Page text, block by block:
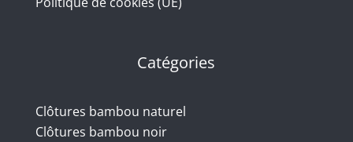
Catégories
Clôtures bambou naturel
Clôtures bambou noir